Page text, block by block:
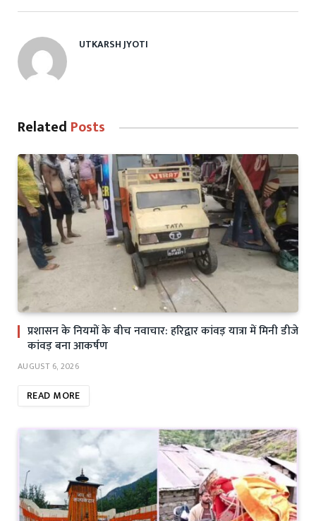
UTKARSH JYOTI
Related Posts
प्रशासन के नियमों के बीच नवाचार: हरिद्वार कांवड़ यात्रा में मिनी डीजे
कांवड़ बना आकर्षण
AUGUST 6, 2026
READ MORE